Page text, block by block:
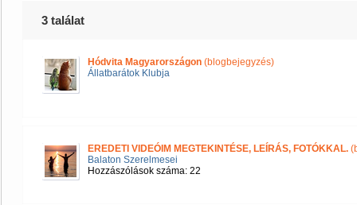
3 találat
Hódvita Magyarországon (blogbejegyzés)
Állatbarátok Klubja
EREDETI VIDEÓIM MEGTEKINTÉSE, LEÍRÁS, FOTÓKKAL.
Balaton Szerelmesei
Hozzászólások száma: 22